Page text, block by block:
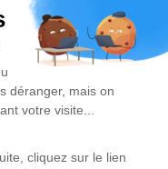
travers des
est un lieu
de Gérard
est